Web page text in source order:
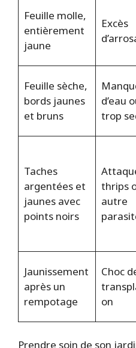
Feuille molle,
entièrement
jaune
Excès
Feuille sèche,
bords jaunes
et bruns
d’eau
trop
Taches
argentées et
jaunes avec
points noirs
thrips
autre
Jaunissement
après un
rempotage
Choc
on
Prendre soin de son